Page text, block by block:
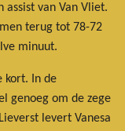
assist van Van Vliet.
terug tot 78-72
minuut.
kort. In de
genoeg om de zege
levert Vanesa